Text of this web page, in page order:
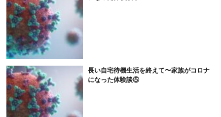
長い自宅待機生活を終えて〜家族がコロナ
になった体験談⑤